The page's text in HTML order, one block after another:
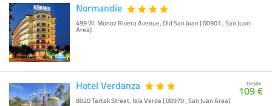
Normandie
499 W. Munoz Rivera Avenue, Old San Juan ( 00901 , San Juan
Area)
Hotel Verdanza
8020 Tartak Street, Isla Verde ( 00979 , San Juan Area)
Desde
109 €